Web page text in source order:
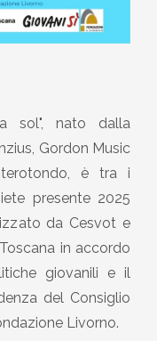
sol", nato dalla
Gordon Music
è tra i
presente 2025
da Cesvot e
in accordo
giovanili e il
del Consiglio
Livorno.